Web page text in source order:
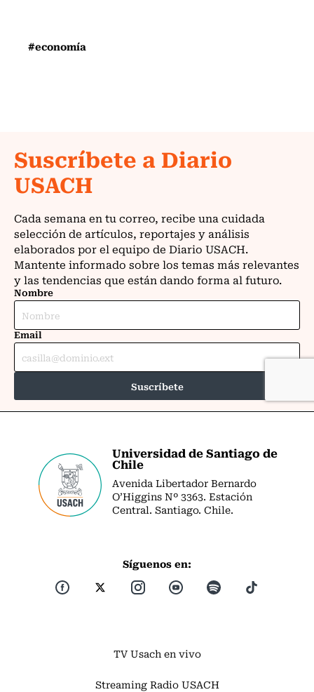
#economía
Universidad de Santiago de
Chile
Avenida Libertador Bernardo
O’Higgins Nº 3363. Estación
Central. Santiago. Chile.
Síguenos en:
TV Usach en vivo
Streaming Radio USACH